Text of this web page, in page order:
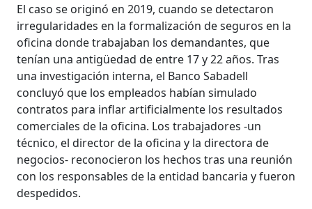
El caso se originó en 2019, cuando se detectaron
irregularidades en la formalización de seguros en la
oficina donde trabajaban los demandantes, que
tenían una antigüedad de entre 17 y 22 años. Tras
una investigación interna, el Banco Sabadell
concluyó que los empleados habían simulado
contratos para inflar artificialmente los resultados
comerciales de la oficina. Los trabajadores -un
técnico, el director de la oficina y la directora de
negocios- reconocieron los hechos tras una reunión
con los responsables de la entidad bancaria y fueron
despedidos.